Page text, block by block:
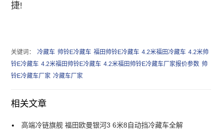
捷!
关键词： 冷藏车 帅铃E冷藏车 福田帅铃E冷藏车 4.2米福田冷藏车 4.2米帅
铃E冷藏车 4.2米福田帅铃E冷藏车 4.2米福田帅铃E冷藏车厂家报价参数 帅
铃E冷藏车厂家 冷藏车厂家
相关文章
高端冷链旗舰 福田欧曼银河3 6米8自动挡冷藏车全解